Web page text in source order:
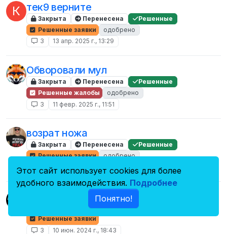
К тек9 верните
Закрыта Перенесена
Решенные
Решенные заявки
одобрено
3
13 апр. 2025 г., 13:29
Обворовали мул
Закрыта Перенесена
Решенные
Решенные жалобы
одобрено
3
11 февр. 2025 г., 11:51
возрат ножа
Закрыта Перенесена
Решенные
Решенные заявки
одобрено
Одобрили Жб верните бандану
Перенесена
Решенные
Решенные заявки
3
10 июн. 2024 г., 18:43
Этот сайт использует cookies для более
удобного взаимодействия. Подробнее
Понятно!